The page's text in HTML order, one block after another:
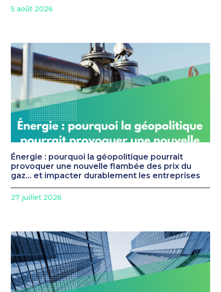
5 août 2026
Énergie : pourquoi la géopolitique pourrait
provoquer une nouvelle flambée des prix du
gaz… et impacter durablement les entreprises
27 juillet 2026